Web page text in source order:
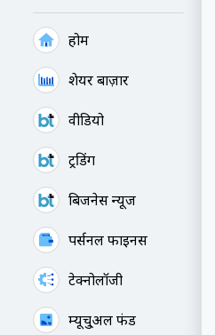
होम
शेयर बाज़ार
वीडियो
ट्रेंडिंग
बिजनेस न्यूज
पर्सनल फाइनेंस
टेक्नोलॉजी
म्यूचु्अल फंड